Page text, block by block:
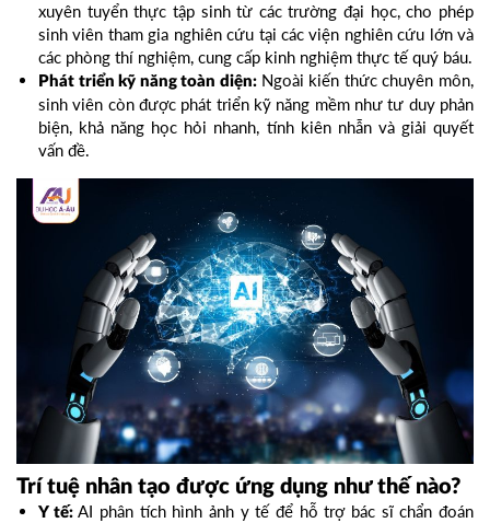
xuyên tuyển thực tập sinh từ các trường đại học, cho phép
sinh viên tham gia nghiên cứu tại các viện nghiên cứu lớn và
các phòng thí nghiệm, cung cấp kinh nghiệm thực tế quý báu.
Phát triển kỹ năng toàn diện: Ngoài kiến thức chuyên môn,
sinh viên còn được phát triển kỹ năng mềm như tư duy phản
biện, khả năng học hỏi nhanh, tính kiên nhẫn và giải quyết
vấn đề.
Trí tuệ nhân tạo được ứng dụng như thế nào?
Y tế:AI phân tích hình ảnh y tế để hỗ trợ bác sĩ chẩn đoán